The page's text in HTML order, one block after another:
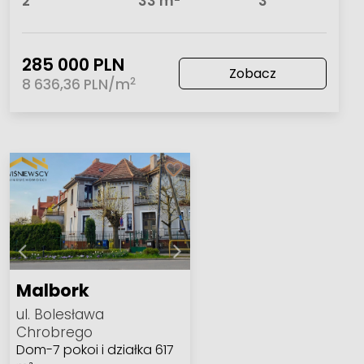
285 000 PLN
8 636,36 PLN/m2 Zobacz
Malbork
ul. Bolesława
Chrobrego
Dom-7 pokoi i działka 617